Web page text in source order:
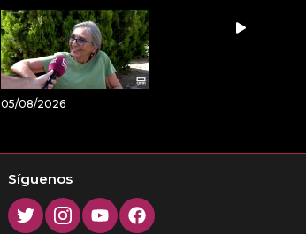
05/08/2026
Síguenos
TwitterInstagram
YoutubeFacebook